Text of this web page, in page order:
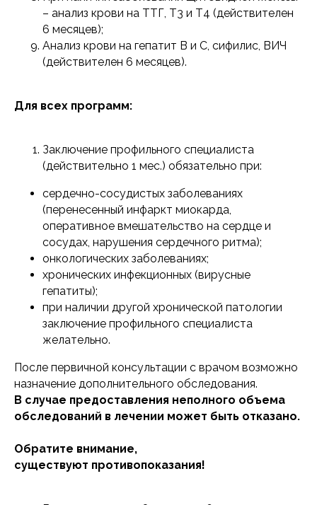
– анализ крови на ТТГ, Т3 и Т4 (действителен
6 месяцев);
Анализ крови на гепатит В и С, сифилис, ВИЧ
(действителен 6 месяцев).
Для всех программ:
Заключение профильного специалиста
(действительно 1 мес.) обязательно при:
сердечно-сосудистых заболеваниях
(перенесенный инфаркт миокарда,
оперативное вмешательство на сердце и
сосудах, нарушения сердечного ритма);
онкологических заболеваниях;
хронических инфекционных (вирусные
гепатиты);
при наличии другой хронической патологии
заключение профильного специалиста
желательно.
После первичной консультации с врачом возможно
назначение дополнительного обследования.
В случае предоставления неполного объема
обследований в лечении может быть отказано.
Обратите внимание,
существуют противопоказания!